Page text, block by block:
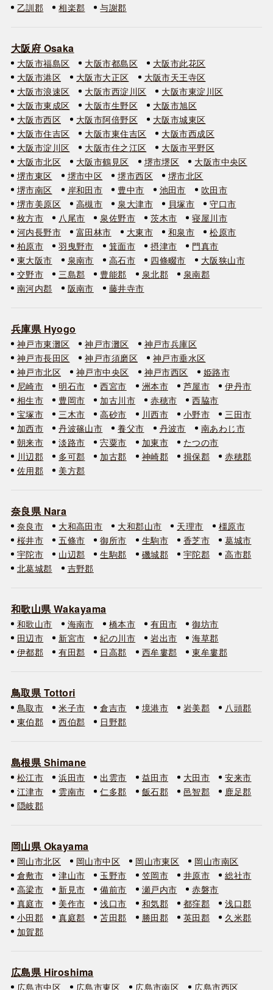
乙訓郡
相楽郡 与謝郡
大阪府 Osaka
大阪市福島区 大阪市都島区
大阪市此花区
大阪市港区
大阪市大正区
大阪市天王寺区
大阪市浪速区
大阪市西淀川区
大阪市東淀川区
大阪市東成区
大阪市生野区
大阪市旭区
大阪市西区
大阪市阿倍野区
大阪市城東区
大阪市住吉区
大阪市東住吉区
大阪市西成区
大阪市淀川区
大阪市住之江区
大阪市平野区
大阪市北区
大阪市鶴見区 堺市堺区
大阪市中央区
堺市東区
堺市中区 堺市西区
堺市北区
堺市南区
岸和田市 豊中市 池田市
吹田市
堺市美原区
高槻市 泉大津市 貝塚市
守口市
枚方市
八尾市 泉佐野市 茨木市
寝屋川市
河内長野市
富田林市 大東市 和泉市
松原市
柏原市
羽曳野市 箕面市 摂津市
門真市
東大阪市
泉南市 高石市 四條畷市
大阪狭山市
交野市
三島郡 豊能郡 泉北郡
泉南郡
南河内郡
阪南市 藤井寺市
兵庫県 Hyogo
神戸市東灘区 神戸市灘区
神戸市兵庫区
神戸市長田区
神戸市須磨区
神戸市垂水区
神戸市北区
神戸市中央区 神戸市西区
姫路市
尼崎市
明石市 西宮市 洲本市 芦屋市
伊丹市
相生市
豊岡市 加古川市 赤穂市
西脇市
宝塚市
三木市 高砂市 川西市 小野市
三田市
加西市
丹波篠山市 養父市 丹波市
南あわじ市
朝来市
淡路市 宍粟市 加東市
たつの市
川辺郡
多可郡 加古郡 神崎郡 揖保郡
赤穂郡
佐用郡
美方郡
奈良県 Nara
奈良市 大和高田市 大和郡山市 天理市
橿原市
桜井市
五條市 御所市 生駒市 香芝市
葛城市
宇陀市
山辺郡 生駒郡 磯城郡 宇陀郡
高市郡
北葛城郡
吉野郡
和歌山県 Wakayama
和歌山市 海南市 橋本市 有田市
御坊市
田辺市
新宮市 紀の川市 岩出市
海草郡
伊都郡
有田郡 日高郡 西牟婁郡 東牟婁郡
鳥取県 Tottori
鳥取市 米子市 倉吉市 境港市 岩美郡
八頭郡
東伯郡
西伯郡 日野郡
島根県 Shimane
松江市 浜田市 出雲市 益田市 大田市
安来市
江津市
雲南市 仁多郡 飯石郡 邑智郡
鹿足郡
隠岐郡
岡山県 Okayama
岡山市北区 岡山市中区 岡山市東区
岡山市南区
倉敷市
津山市 玉野市 笠岡市 井原市
総社市
高梁市
新見市 備前市 瀬戸内市
赤磐市
真庭市
美作市 浅口市 和気郡 都窪郡
浅口郡
小田郡
真庭郡 苫田郡 勝田郡 英田郡
久米郡
加賀郡
広島県 Hiroshima
広島市中区 広島市東区 広島市南区 広島市西区